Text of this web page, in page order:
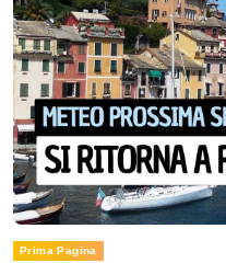
Prima Pagina